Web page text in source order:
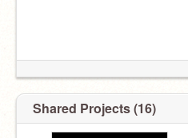
Shared Projects (16)